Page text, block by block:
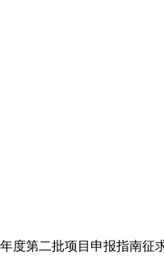
度第二批项目申报指南征